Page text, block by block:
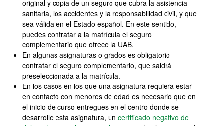
original y copia de un seguro que cubra la asistencia
sanitaria, los accidentes y la responsabilidad civil, y que
sea válida en el Estado español. En este sentido,
puedes contratar a la matrícula el seguro
complementario que ofrece la UAB.
En algunas asignaturas o grados es obligatorio
contratar el seguro complementario, que saldrá
preseleccionada a la matrícula.
En los casos en los que una asignatura requiera estar
en contacto con menores de edad es necesario que en
el inicio de curso entregues en el centro donde se
desarrolle esta asignatura, un certificado negativo de